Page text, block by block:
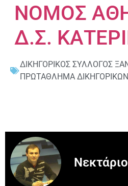
ΝΟΜΟΣ
Δ.Σ.
ΔΙΚΗΓΟΡΙΚΟΣ ΣΥΛΛΟΓΟΣ
ΠΡΩΤΑΘΛΗΜΑ